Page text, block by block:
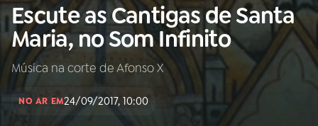
Buscar
na
Rádio
MEC
Buscar
Escute as Cantigas de Santa
Maria, no Som Infinito
Música na corte de Afonso X
NO AR EM24/09/2017, 10:00